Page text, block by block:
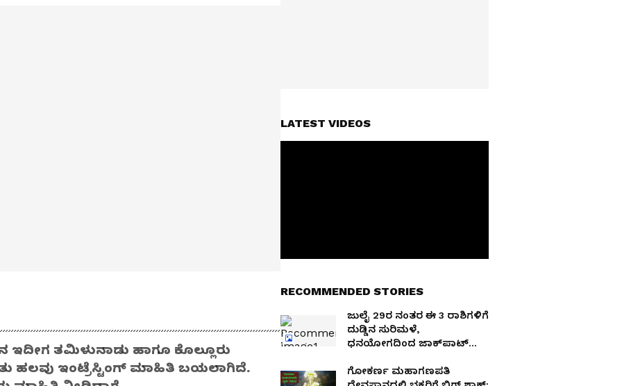
ತಮಿಳುನಾಡು ಹಾಗೂ ಕೊಲ್ಲೂರು
ಹಲವು ಇಂಟ್ರೆಸ್ಟಿಂಗ್ ಮಾಹಿತಿ ಬಯಲಾಗಿದೆ.
LATEST VIDEOS
RECOMMENDED STORIES
ಜುಲೈ 29ರ ನಂತರ ಈ 3 ರಾಶಿಗಳಿಗೆ
ದುಡ್ಡಿನ ಸುರಿಮಳೆ,
ಧನಯೋಗದಿಂದ ಜಾಕ್‌ಪಾಟ್
ಗೋಕರ್ಣ ಮಹಾಗಣಪತಿ